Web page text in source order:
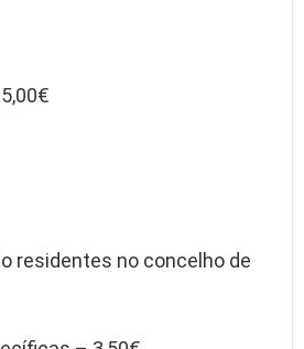
residentes no concelho de